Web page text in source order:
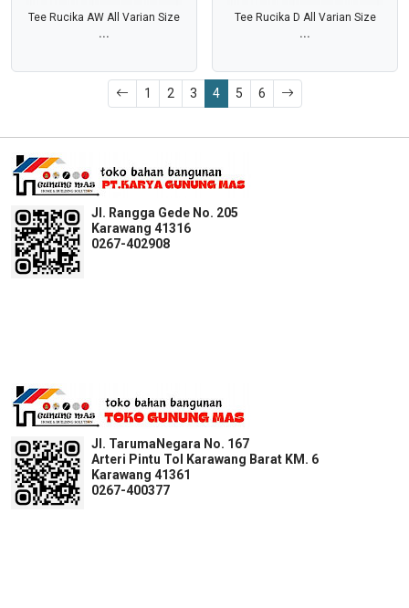
Tee Rucika AW All Varian Size
...
Tee Rucika D All Varian Size
...
1 2 3 4 5 6
Jl. Rangga Gede No. 205
Karawang 41316
0267-402908
Jl. TarumaNegara No. 167
Arteri Pintu Tol Karawang Barat KM. 6
Karawang 41361
0267-400377